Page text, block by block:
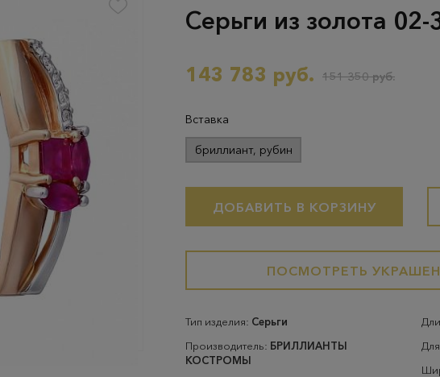
Серьги из золота
143 783 руб. 151 350 руб.
Вставка
бриллиант, рубин
ДОБАВИТЬ В КОРЗИНУ
ПОСМОТРЕТЬ
Тип изделия: Серьги
Производитель: БРИЛЛИАНТЫ
КОСТРОМЫ